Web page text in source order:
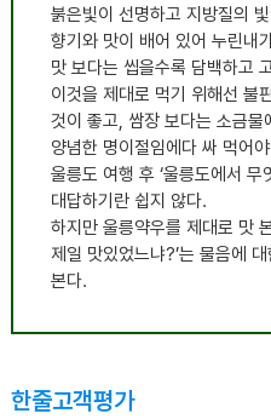
붉은빛이 선명하고 지방질의
향기와 맛이 배어 있어 누린내
맛 보다는 씹을수록 담백하고
이것을 제대로 먹기 위해선 불
것이 좋고, 쌈장 보다는 소금물
양념한 명이절임에다 싸 먹어
울릉도 여행 후 ‘울릉도에서 무
대답하기란 쉽지 않다.
하지만 울릉약우를 제대로 맛
제일 맛있었느냐?’는 물음에
본다.
한줄고객평가